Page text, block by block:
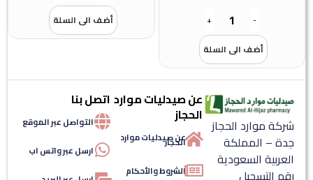
-
+
أضف الى السلة
أضف الى السلة
شركة موارد الحجاز
جدة – المملكة
العربية السعودية
عن صيدليات موارد
الحجاز
عن صيدليات موارد
الحجاز
الشروط والأحكام
اتصل بنا
التواصل عبر الموقع
ارسل عبر واتس اب